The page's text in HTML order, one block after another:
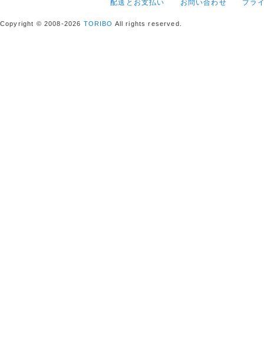
配送とお支払い お問い合わせ プラ
Copyright © 2008-2026 TORIBO All rights reserved.